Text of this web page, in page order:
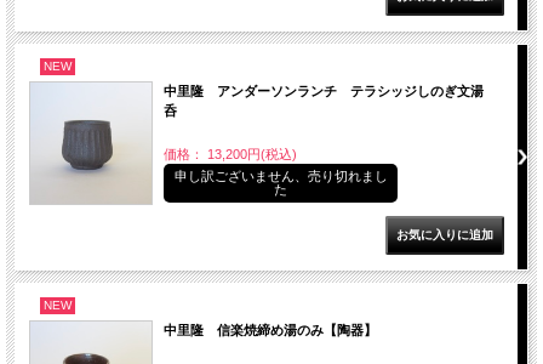
NEW
中里隆 アンダーソンランチ テラシッジしのぎ文湯
呑
価格： 13,200円(税込)
申し訳ございません、売り切れまし
た
NEW
中里隆 信楽焼締め湯のみ【陶器】